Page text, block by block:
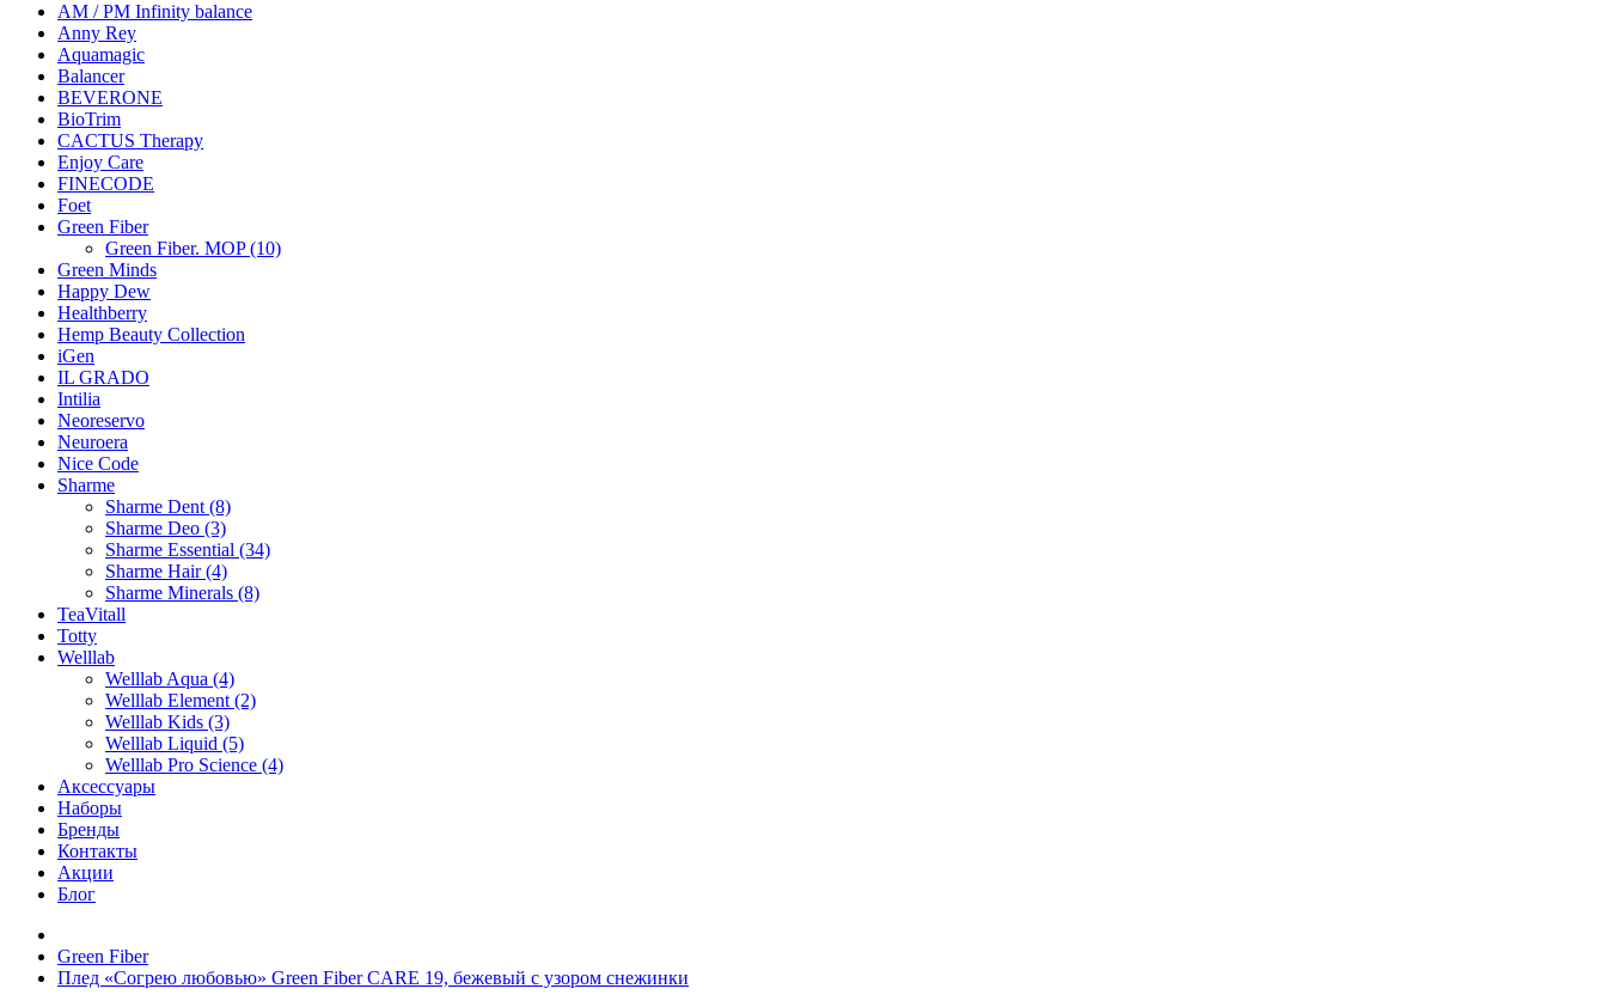
AM / PM Infinity balance
Anny Rey
Aquamagic
Balancer
BEVERONE
BioTrim
CACTUS Therapy
Enjoy Care
FINECODE
Foet
Green Fiber
Green Fiber. MOP (10)
Green Minds
Happy Dew
Healthberry
Hemp Beauty Collection
iGen
IL GRADO
Intilia
Neoreservo
Neuroera
Nice Code
Sharme
Sharme Dent (8)
Sharme Deo (3)
Sharme Essential (34)
Sharme Hair (4)
Sharme Minerals (8)
TeaVitall
Totty
Welllab
Welllab Aqua (4)
Welllab Element (2)
Welllab Kids (3)
Welllab Liquid (5)
Welllab Pro Science (4)
Аксессуары
Наборы
Бренды
Контакты
Акции
Блог
Green Fiber
Плед «Согрею любовью» Green Fiber CARE 19, бежевый с узором снежинки